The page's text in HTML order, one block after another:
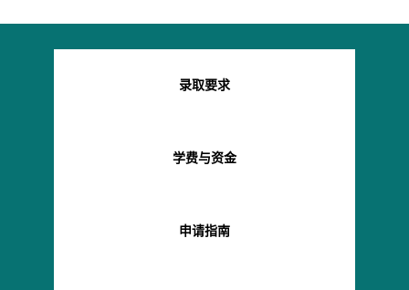
录取要求
学费与资金
申请指南